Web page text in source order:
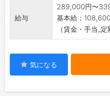
給与
289,000円〜
基本給：
（賃金・手当_
気になる